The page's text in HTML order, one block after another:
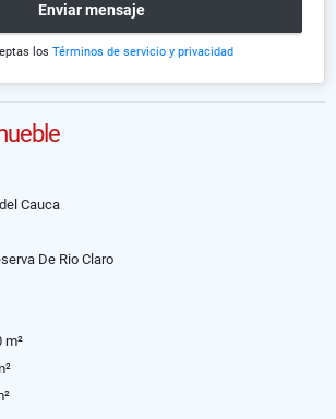
Enviar mensaje
los Términos de servicio y privacidad
Cauca
De Rio Claro
m²